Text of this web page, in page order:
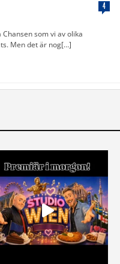
4
som vi av olika
Men det är nog[…]